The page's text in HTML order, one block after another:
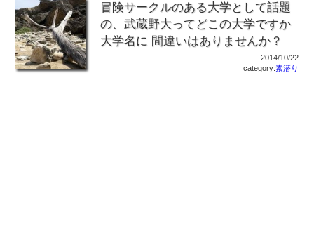
冒険サークルのある大学として話題
の、武蔵野大ってどこの大学ですか
大学名に 間違いはありませんか？
2014/10/22
category:素潜り